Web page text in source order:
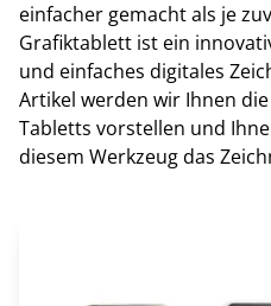
einfacher gemacht als je
Grafiktablett ist ein
und einfaches digitales
Artikel werden wir Ihnen
Tabletts vorstellen und
diesem Werkzeug das